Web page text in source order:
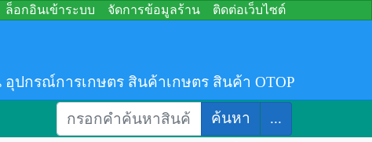
ล็อกอินเข้าระบบ จัดการข้อมูลร้าน ติดต่อเว็บไซต์
กรณ์การเกษตร สินค้าเกษตร สินค้า OTOP
ค้นหา ...